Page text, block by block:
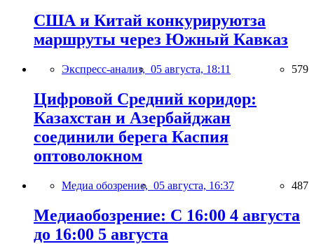
США и Китай конкурируютза
маршруты через Южный Кавказ
Экспресс-анализ, 05 августа, 18:11 579
Цифровой Средний коридор:
Казахстан и Азербайджан
соединили берега Каспия
оптоволокном
Медиа обозрение, 05 августа, 16:37 487
Медиаобозрение: С 16:00 4 августа
до 16:00 5 августа